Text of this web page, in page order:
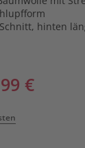
hinten
€